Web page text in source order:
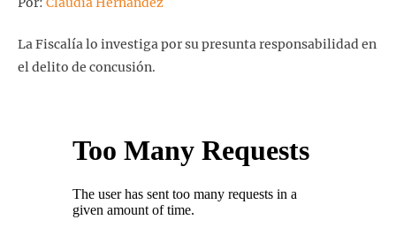
La Fiscalía lo investiga por su presunta responsabilidad en
el delito de concusión.